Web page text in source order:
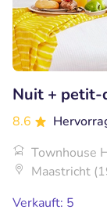
Nuit + petit-
8.6
Townhouse
Maastricht
Verkauft: 5